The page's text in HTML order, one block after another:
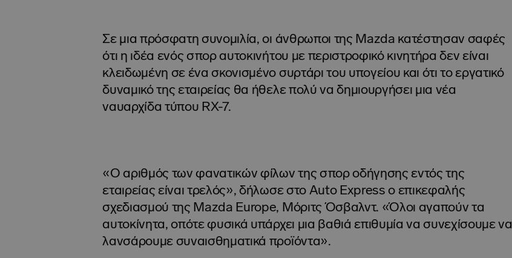
Σε μια πρόσφατη συνομιλία, οι άνθρωποι της Mazda κατέστησαν σαφές
ότι η ιδέα ενός σπορ αυτοκινήτου με περιστροφικό κινητήρα δεν είναι
κλειδωμένη σε ένα σκονισμένο συρτάρι του υπογείου και ότι το εργατικό
δυναμικό της εταιρείας θα ήθελε πολύ να δημιουργήσει μια νέα
ναυαρχίδα τύπου RX-7.
«Ο αριθμός των φανατικών φίλων της σπορ οδήγησης εντός της
εταιρείας είναι τρελός», δήλωσε στο Auto Express ο επικεφαλής
σχεδιασμού της Mazda Europe, Μόριτς Όσβαλντ. «Όλοι αγαπούν τα
αυτοκίνητα, οπότε φυσικά υπάρχει μια βαθιά επιθυμία να συνεχίσουμε να
λανσάρουμε συναισθηματικά προϊόντα».